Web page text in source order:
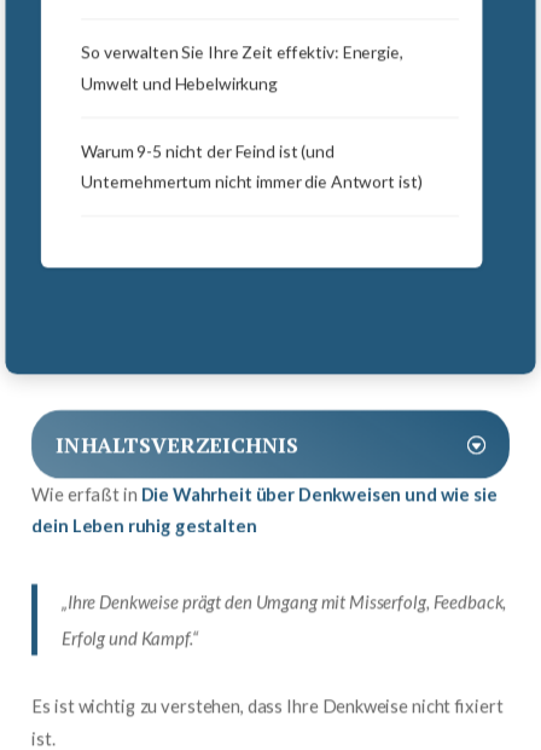
So verwalten Sie Ihre Zeit effektiv: Energie,
Umwelt und Hebelwirkung
Warum 9-5 nicht der Feind ist (und
Unternehmertum nicht immer die Antwort ist)
INHALTSVERZEICHNIS
Wie erfaßt in Die Wahrheit über Denkweisen und wie sie
dein Leben ruhig gestalten
„Ihre Denkweise prägt den Umgang mit Misserfolg, Feedback,
Erfolg und Kampf.“
Es ist wichtig zu verstehen, dass Ihre Denkweise nicht fixiert
ist.